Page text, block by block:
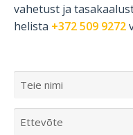
vahetust ja
helista +372 509 9272